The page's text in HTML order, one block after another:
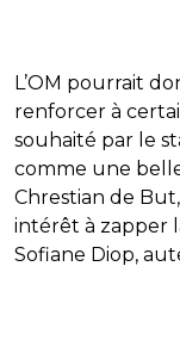
L’OM pourrait
renforcer à
souhaité par le
comme une
Chrestian de
intérêt à zapper
Sofiane Diop,